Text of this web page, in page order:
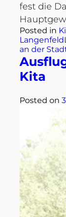
fest die
Posted in
Langenfeld
an der
Kita
Posted on